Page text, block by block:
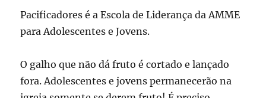
Pacificadores é a Escola de Liderança da AMME
para Adolescentes e Jovens.
O galho que não dá fruto é cortado e lançado
fora. Adolescentes e jovens permanecerão na